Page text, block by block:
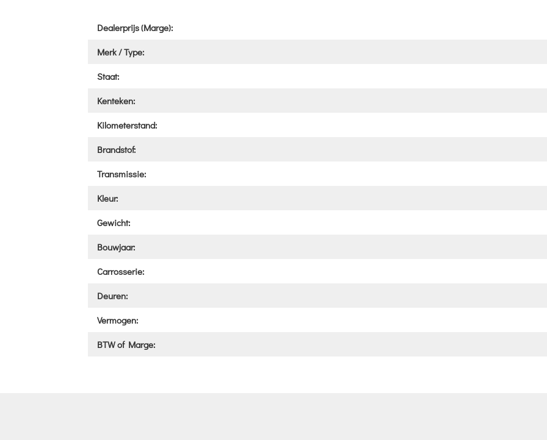
Dealerprijs (Marge):
Merk / Type:
Staat:
Kenteken:
Kilometerstand:
Brandstof:
Transmissie:
Kleur:
Gewicht:
Bouwjaar:
Carrosserie:
Deuren:
Vermogen:
BTW of Marge: